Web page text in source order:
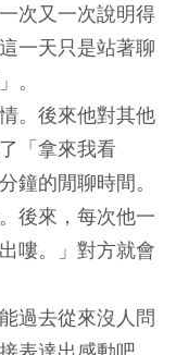
次又一次說明得
一天只是站著聊
。
。後來他對其他
「拿來我看
鐘的閒聊時間。
後來，每次他一
嘍。」對方就會
過去從來沒人問